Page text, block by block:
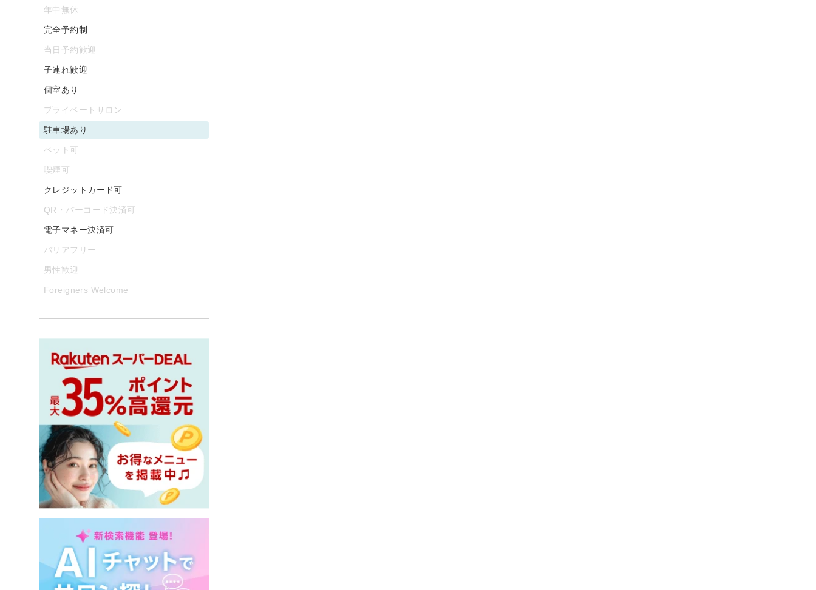
年中無休
完全予約制
当日予約歓迎
子連れ歓迎
個室あり
プライベートサロン
駐車場あり
ペット可
喫煙可
クレジットカード可
QR・バーコード決済可
電子マネー決済可
バリアフリー
男性歓迎
Foreigners Welcome